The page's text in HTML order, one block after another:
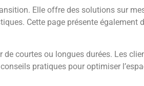
Elle offre des solutions sur
Cette page présente également
courtes ou longues durées. Les
pratiques pour optimiser